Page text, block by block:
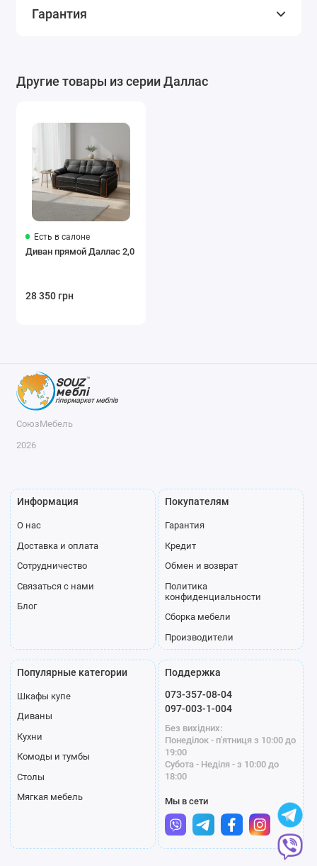
Гарантия
Другие товары из серии Даллас
Есть в салоне
Диван прямой Даллас 2,0
28 350 грн
СоюзМебель
2026
Информация
О нас
Доставка и оплата
Сотрудничество
Связаться с нами
Блог
Покупателям
Гарантия
Кредит
Обмен и возврат
Политика
конфиденциальности
Сборка мебели
Производители
Популярные категории
Шкафы купе
Диваны
Кухни
Комоды и тумбы
Столы
Мягкая мебель
Поддержка
073-357-08-04
097-003-1-004
Без вихідних:
Понеділок - п'ятниця з 10:00 до
19:00
Субота - Неділя - з 10:00 до
18:00
Мы в сети